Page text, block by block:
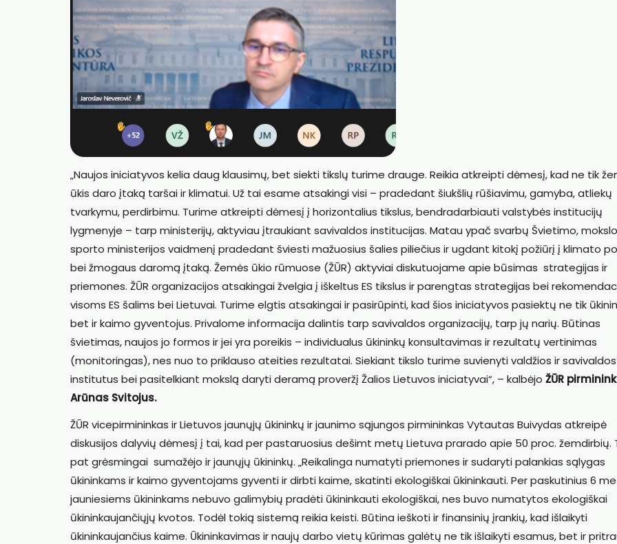
„Naujos iniciatyvos kelia daug klausimų, bet siekti tikslų turime drauge. Reikia atkreipti dėmesį, kad ne tik
ūkis daro įtaką taršai ir klimatui. Už tai esame atsakingi visi – pradedant šiukšlių rūšiavimu, gamyba, atliekų
tvarkymu, perdirbimu. Turime atkreipti dėmesį į horizontalius tikslus, bendradarbiauti valstybės institucijų
lygmenyje – tarp ministerijų, aktyviau įtraukiant savivaldos institucijas. Matau ypač svarbų Švietimo,
sporto ministerijos vaidmenį pradedant šviesti mažuosius šalies piliečius ir ugdant kitokį požiūrį į klimato
bei žmogaus daromą įtaką. Žemės ūkio rūmuose (ŽŪR) aktyviai diskutuojame apie būsimas strategijas ir
priemones. ŽŪR organizacijos atsakingai žvelgia į iškeltus ES tikslus ir parengtas strategijas bei
visoms ES šalims bei Lietuvai. Turime elgtis atsakingai ir pasirūpinti, kad šios iniciatyvos pasiektų ne tik
bet ir kaimo gyventojus. Privalome informacija dalintis tarp savivaldos organizacijų, tarp jų narių. Būtinas
švietimas, naujos jo formos ir jei yra poreikis – individualus ūkininkų konsultavimas ir rezultatų vertinimas
(monitoringas), nes nuo to priklauso ateities rezultatai. Siekiant tikslo turime suvienyti valdžios ir savivaldos
institutus bei pasitelkiant mokslą daryti deramą proveržį Žalios Lietuvos iniciatyvai“, – kalbėjo ŽŪR
Arūnas Svitojus.
ŽŪR vicepirmininkas ir Lietuvos jaunųjų ūkininkų ir jaunimo sąjungos pirmininkas Vytautas Buivydas atkreipė
diskusijos dalyvių dėmesį į tai, kad per pastaruosius dešimt metų Lietuva prarado apie 50 proc. žemdirbių.
pat grėsmingai sumažėjo ir jaunųjų ūkininkų. „Reikalinga numatyti priemones ir sudaryti palankias sąlygas
ūkininkams ir kaimo gyventojams gyventi ir dirbti kaime, skatinti ekologiškai ūkininkauti. Per paskutinius 6
jauniesiems ūkininkams nebuvo galimybių pradėti ūkininkauti ekologiškai, nes buvo numatytos ekologiškai
ūkininkaujančiųjų kvotos. Todėl tokią sistemą reikia keisti. Būtina ieškoti ir finansinių įrankių, kad išlaikyti
ūkininkaujančius kaime. Ūkininkavimas ir naujų darbo vietų kūrimas galėtų ne tik išlaikyti esamus, bet ir